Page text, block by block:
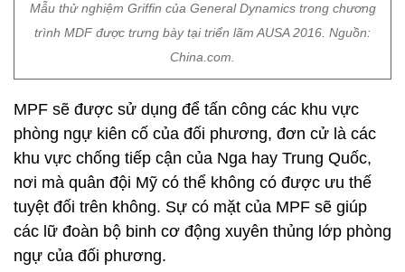
Mẫu thử nghiệm Griffin của General Dynamics trong chương
trình MDF được trưng bày tại triển lãm AUSA 2016. Nguồn:
China.com.
MPF sẽ được sử dụng để tấn công các khu vực
phòng ngự kiên cố của đối phương, đơn cử là các
khu vực chống tiếp cận của Nga hay Trung Quốc,
nơi mà quân đội Mỹ có thể không có được ưu thế
tuyệt đối trên không. Sự có mặt của MPF sẽ giúp
các lữ đoàn bộ binh cơ động xuyên thủng lớp phòng
ngự của đối phương.